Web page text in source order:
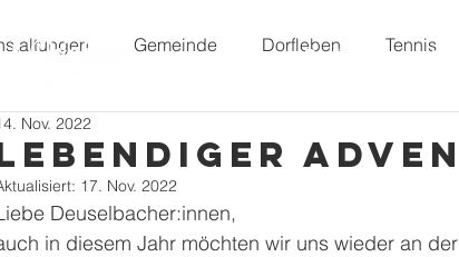
Dorffunk
Gemeinde Dorfleben Tennis
Nov. 2022
17. Nov. 2022
Deuselbacher:innen,
in diesem Jahr möchten wir uns wieder an